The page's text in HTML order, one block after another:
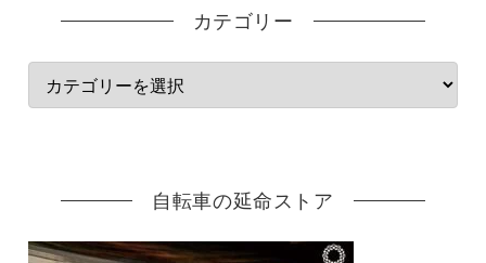
カテゴリー
自転車の延命ストア